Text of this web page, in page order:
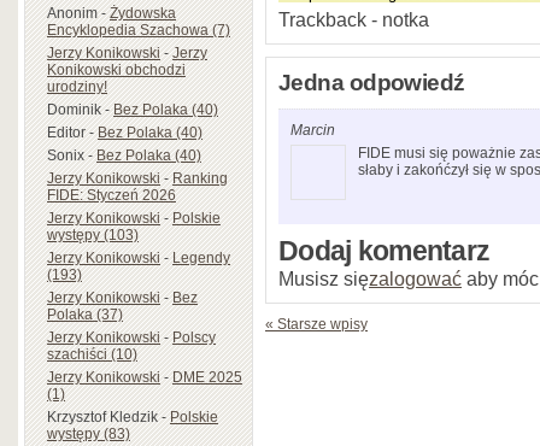
Anonim-Żydowska
Encyklopedia Szachowa (7)
Jerzy Konikowski-Jerzy
Konikowski obchodzi
urodziny!
Dominik-Bez Polaka (40)
Editor-Bez Polaka (40)
Sonix-Bez Polaka (40)
Jerzy Konikowski-Ranking
FIDE: Styczeń 2026
Jerzy Konikowski-Polskie
występy (103)
Jerzy Konikowski-Legendy
(193)
Jerzy Konikowski-Bez
Polaka (37)
Jerzy Konikowski-Polscy
szachiści (10)
Jerzy Konikowski-DME 2025
(1)
Krzysztof Kledzik-Polskie
występy (83)
Trackback - notka
Jedna odpowiedź
Marcin
FIDE musi się poważnie
słaby i zakońćzył się w
Dodaj komentarz
Musisz sięzalogować aby
« Starsze wpisy